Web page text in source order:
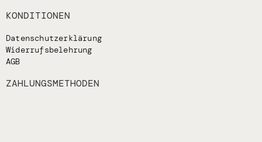
KONDITIONEN
Datenschutzerklärung
Widerrufsbelehrung
AGB
ZAHLUNGSMETHODEN